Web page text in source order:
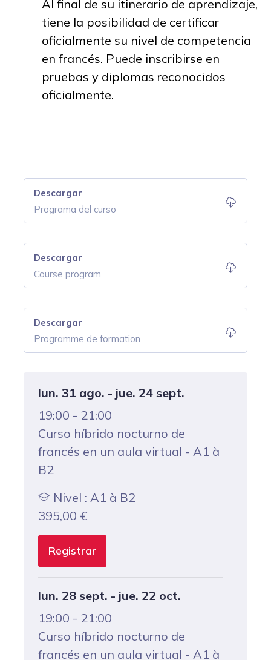
Al final de su itinerario de aprendizaje,
tiene la posibilidad de certificar
oficialmente su nivel de competencia
en francés. Puede inscribirse en
pruebas y diplomas reconocidos
oficialmente.
Descargar
Programa del curso
Descargar
Course program
Descargar
Programme de formation
lun. 31 ago. - jue. 24 sept.
19:00 - 21:00
Curso híbrido nocturno de
francés en un aula virtual - A1 à
B2
Nivel : A1 à B2
395,00 €
Registrar
lun. 28 sept. - jue. 22 oct.
19:00 - 21:00
Curso híbrido nocturno de
francés en un aula virtual - A1 à